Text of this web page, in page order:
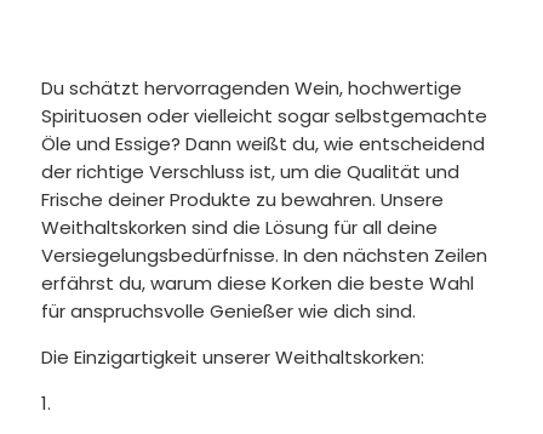
Du schätzt hervorragenden Wein, hochwertige
Spirituosen oder vielleicht sogar selbstgemachte
Öle und Essige? Dann weißt du, wie entscheidend
der richtige Verschluss ist, um die Qualität und
Frische deiner Produkte zu bewahren. Unsere
Weithaltskorken sind die Lösung für all deine
Versiegelungsbedürfnisse. In den nächsten Zeilen
erfährst du, warum diese Korken die beste Wahl
für anspruchsvolle Genießer wie dich sind.
Die Einzigartigkeit unserer Weithaltskorken: